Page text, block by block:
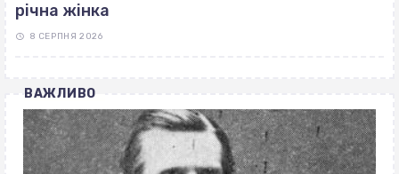
річна жінка
8 СЕРПНЯ 2026
ВАЖЛИВО